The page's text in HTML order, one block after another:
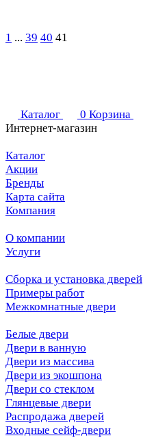
1 ... 39 40 41
Каталог 0 Корзина
Интернет-магазин
Каталог
Акции
Бренды
Карта сайта
Компания
О компании
Услуги
Сборка и установка дверей
Примеры работ
Межкомнатные двери
Белые двери
Двери в ванную
Двери из массива
Двери из экошпона
Двери со стеклом
Глянцевые двери
Распродажа дверей
Входные сейф-двери